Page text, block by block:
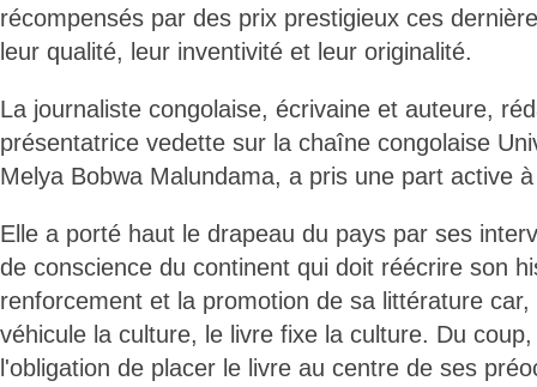
récompensés par des prix prestigieux ces
leur qualité, leur inventivité et leur originalité.
La journaliste congolaise, écrivaine et auteure,
présentatrice vedette sur la chaîne congolaise
Melya Bobwa Malundama, a pris une part active
Elle a porté haut le drapeau du pays par ses
de conscience du continent qui doit réécrire son
renforcement et la promotion de sa littérature
véhicule la culture, le livre fixe la culture. Du
l'obligation de placer le livre au centre de ses